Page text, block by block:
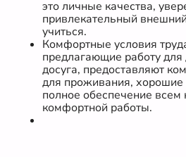
это личные качества,
привлекательный
учиться.
Комфортные условия
предлагающие работу
досуга, предоставляют
для проживания, хорошие
полное обеспечение
комфортной работы.